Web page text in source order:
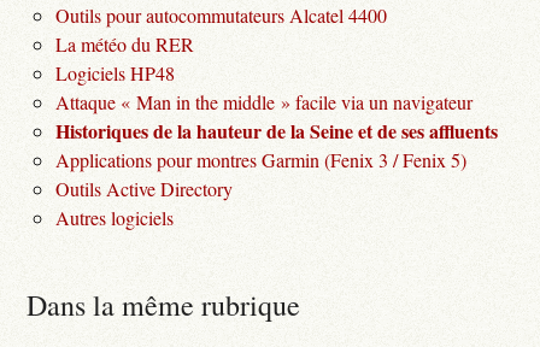
Outils pour autocommutateurs Alcatel 4400
La météo du RER
Logiciels HP48
Attaque « Man in the middle » facile via un navigateur
Historiques de la hauteur de la Seine et de ses affluents
Applications pour montres Garmin (Fenix 3 / Fenix 5)
Outils Active Directory
Autres logiciels
Dans la même rubrique